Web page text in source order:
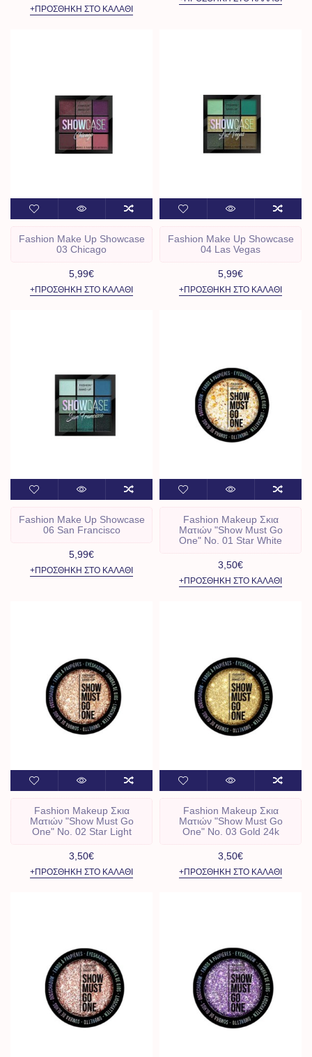
+ΠΡΟΣΘΉΚΗ ΣΤΟ ΚΑΛΆΘΙ
Fashion Make Up Showcase
03 Chicago
5,99€
+ΠΡΟΣΘΉΚΗ ΣΤΟ ΚΑΛΆΘΙ
Fashion Make Up Showcase
04 Las Vegas
5,99€
+ΠΡΟΣΘΉΚΗ ΣΤΟ ΚΑΛΆΘΙ
Fashion Make Up Showcase
06 San Francisco
5,99€
+ΠΡΟΣΘΉΚΗ ΣΤΟ ΚΑΛΆΘΙ
Fashion Makeup Σκια
Ματιών "Show Must Go
One" No. 01 Star White
3,50€
+ΠΡΟΣΘΉΚΗ ΣΤΟ ΚΑΛΆΘΙ
Fashion Makeup Σκια
Ματιών "Show Must Go
One" No. 02 Star Light
3,50€
+ΠΡΟΣΘΉΚΗ ΣΤΟ ΚΑΛΆΘΙ
Fashion Makeup Σκια
Ματιών "Show Must Go
One" No. 03 Gold 24k
3,50€
+ΠΡΟΣΘΉΚΗ ΣΤΟ ΚΑΛΆΘΙ